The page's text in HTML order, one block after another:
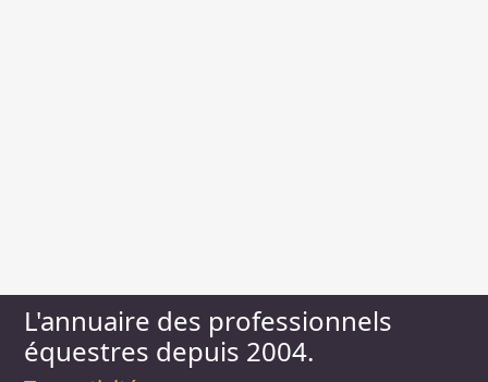
L'annuaire des professionnels
équestres depuis 2004.